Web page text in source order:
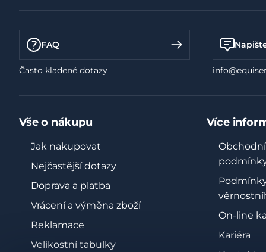
FAQ
Často kladené dotazy
Vše o nákupu
Jak nakupovat
Nejčastější dotazy
Doprava a platba
Vrácení a výměna zboží
Reklamace
Velikostní tabulky
Více
Obchodní
On-line
Kariéra